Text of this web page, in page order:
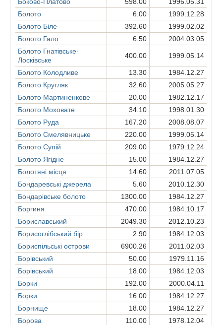
Болото
6.00
1999.12.28
Болото Біле
392.60
1999.02.02
Болото Гало
6.50
2004.03.05
Болото Гнатівське-
Лосківське
400.00 1999.05.14
Болото Колодливе 13.30
1984.12.27
Болото Кругляк
32.60
2005.05.27
Болото Мартиненкове
20.00
1982.12.17
Болото Моховате
34.10
1998.01.30
Болото Руда
167.20
2008.08.07
Болото Смелявницьке
220.00
1999.05.14
Болото Супій
209.00
1979.12.24
Болото Ягідне
15.00
1984.12.27
Болотяні місця
14.60
2011.07.05
Бондаревські джерела
5.60
2010.12.30
Бондарівське болото
1300.00
1984.12.27
Боргиня
470.00
1984.10.17
Бориславський
2049.30
2012.10.23
Борисоглібський бір
2.90
1984.12.03
Бориспільські острови
6900.26
2011.02.03
Борівський
50.00
1979.11.16
Борівський
18.00
1984.12.03
Борки
192.00
2000.04.11
Борки
16.00
1984.12.27
Борнище
18.00
1984.12.27
Борова
110.00
1978.12.04